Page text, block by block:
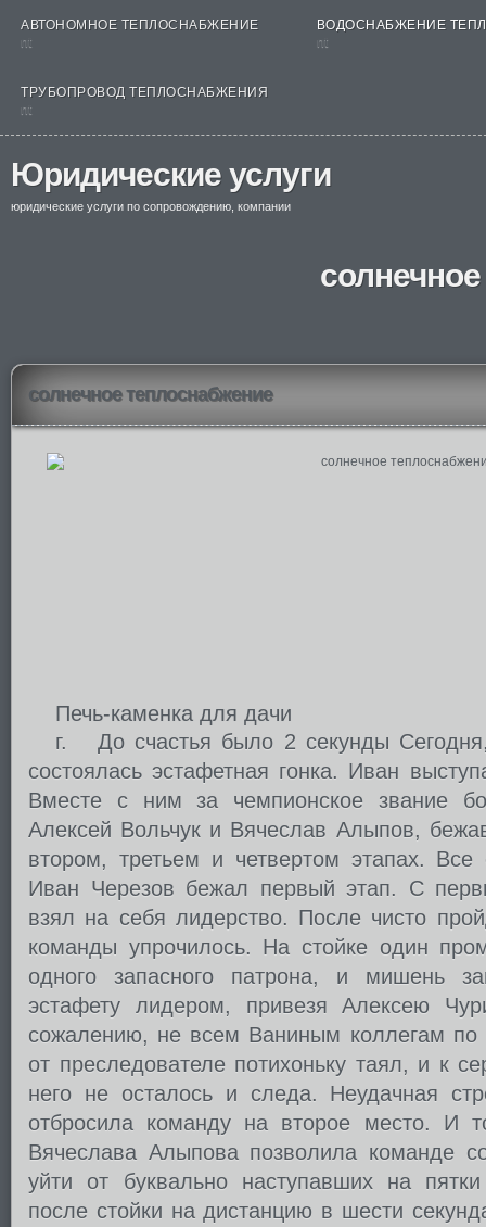
АВТОНОМНОЕ ТЕПЛОСНАБЖЕНИЕ
nt
ВОДОСНАБЖЕНИЕ
nt
ТРУБОПРОВОД ТЕПЛОСНАБЖЕНИЯ
nt
Юридические услуги
юридические услуги по сопровождению, компании
солнечное теплоснабжение
Печь-каменка для дачи
г. До счастья было 2 секунды
состоялась эстафетная гонка. Иван
Вместе с ним за чемпионское звание
Алексей Вольчук и Вячеслав Алыпов,
втором, третьем и четвертом этапах.
Иван Черезов бежал первый этап. С
взял на себя лидерство. После чисто
команды упрочилось. На стойке один
одного запасного патрона, и мишень
эстафету лидером, привезя Алексею
сожалению, не всем Ваниным коллегам
от преследователе потихоньку таял, и к
него не осталось и следа. Неудачная
отбросила команду на второе место. И
Вячеслава Алыпова позволила команде
уйти от буквально наступавших на
после стойки на дистанцию в шести